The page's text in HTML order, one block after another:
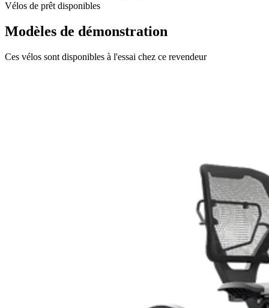
Vélos de prêt disponibles
Modèles de démonstration
Ces vélos sont disponibles à l'essai chez ce revendeur